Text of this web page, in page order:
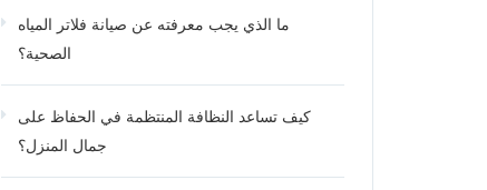
ما الذي يجب معرفته عن صيانة فلاتر المياه
الصحية؟
كيف تساعد النظافة المنتظمة في الحفاظ على
جمال المنزل؟